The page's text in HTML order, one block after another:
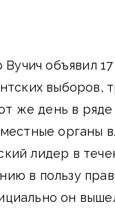
объявил
выборов,
же день в ряде
органы
лидер в
в пользу
он